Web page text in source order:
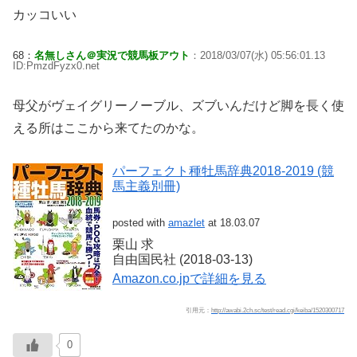
カッコいい
68： 名無しさん＠実況で競馬板アウト ：2018/03/07(水) 05:56:01.13
ID:PmzdFyzx0.net
母父がヴェイグリーノーブル、ズブいんだけど脚を長く使
える所はここから来てたのかな。
パーフェクト種牡馬辞典2018-2019 (競
馬主義別冊)
posted with amazlet at 18.03.07
栗山 求
自由国民社 (2018-03-13)
Amazon.co.jpで詳細を見る
引用元： http://awabi.2ch.sc/test/read.cgi/keiba/1520300717
0